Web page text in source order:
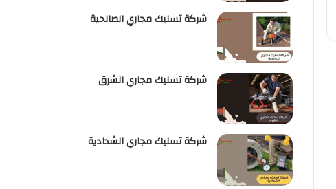
شركة تسليك مجاري الصالحية
شركة تسليك مجاري الشرق
شركة تسليك مجاري الشدادية